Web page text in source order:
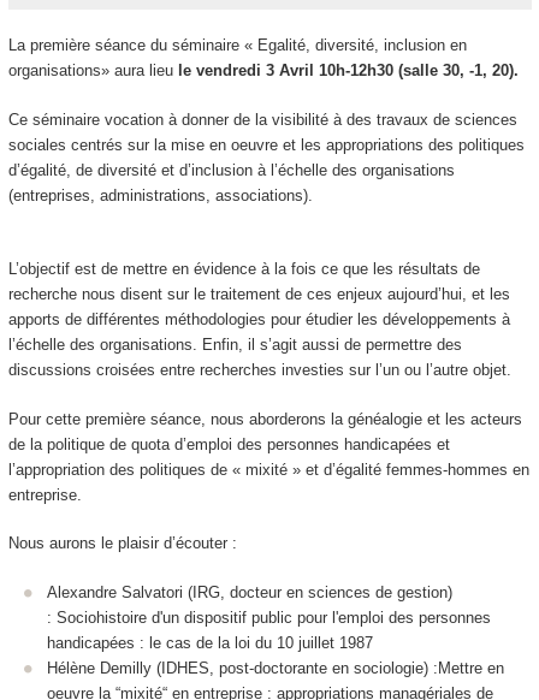
La première séance du séminaire « Egalité, diversité, inclusion en
organisations» aura lieu le vendredi 3 Avril 10h-12h30 (salle 30, -1, 20).
Ce séminaire vocation à donner de la visibilité à des travaux de sciences
sociales centrés sur la mise en oeuvre et les appropriations des politiques
d’égalité, de diversité et d’inclusion à l’échelle des organisations
(entreprises, administrations, associations).
L’objectif est de mettre en évidence à la fois ce que les résultats de
recherche nous disent sur le traitement de ces enjeux aujourd’hui, et les
apports de différentes méthodologies pour étudier les développements à
l’échelle des organisations. Enfin, il s’agit aussi de permettre des
discussions croisées entre recherches investies sur l’un ou l’autre objet.
Pour cette première séance, nous aborderons la généalogie et les acteurs
de la politique de quota d’emploi des personnes handicapées et
l’appropriation des politiques de « mixité » et d’égalité femmes-hommes en
entreprise.
Nous aurons le plaisir d’écouter :
Alexandre Salvatori (IRG, docteur en sciences de gestion)
: Sociohistoire d'un dispositif public pour l'emploi des personnes
handicapées : le cas de la loi du 10 juillet 1987
Hélène Demilly (IDHES, post-doctorante en sociologie) :Mettre en
oeuvre la “mixité“ en entreprise : appropriations managériales de